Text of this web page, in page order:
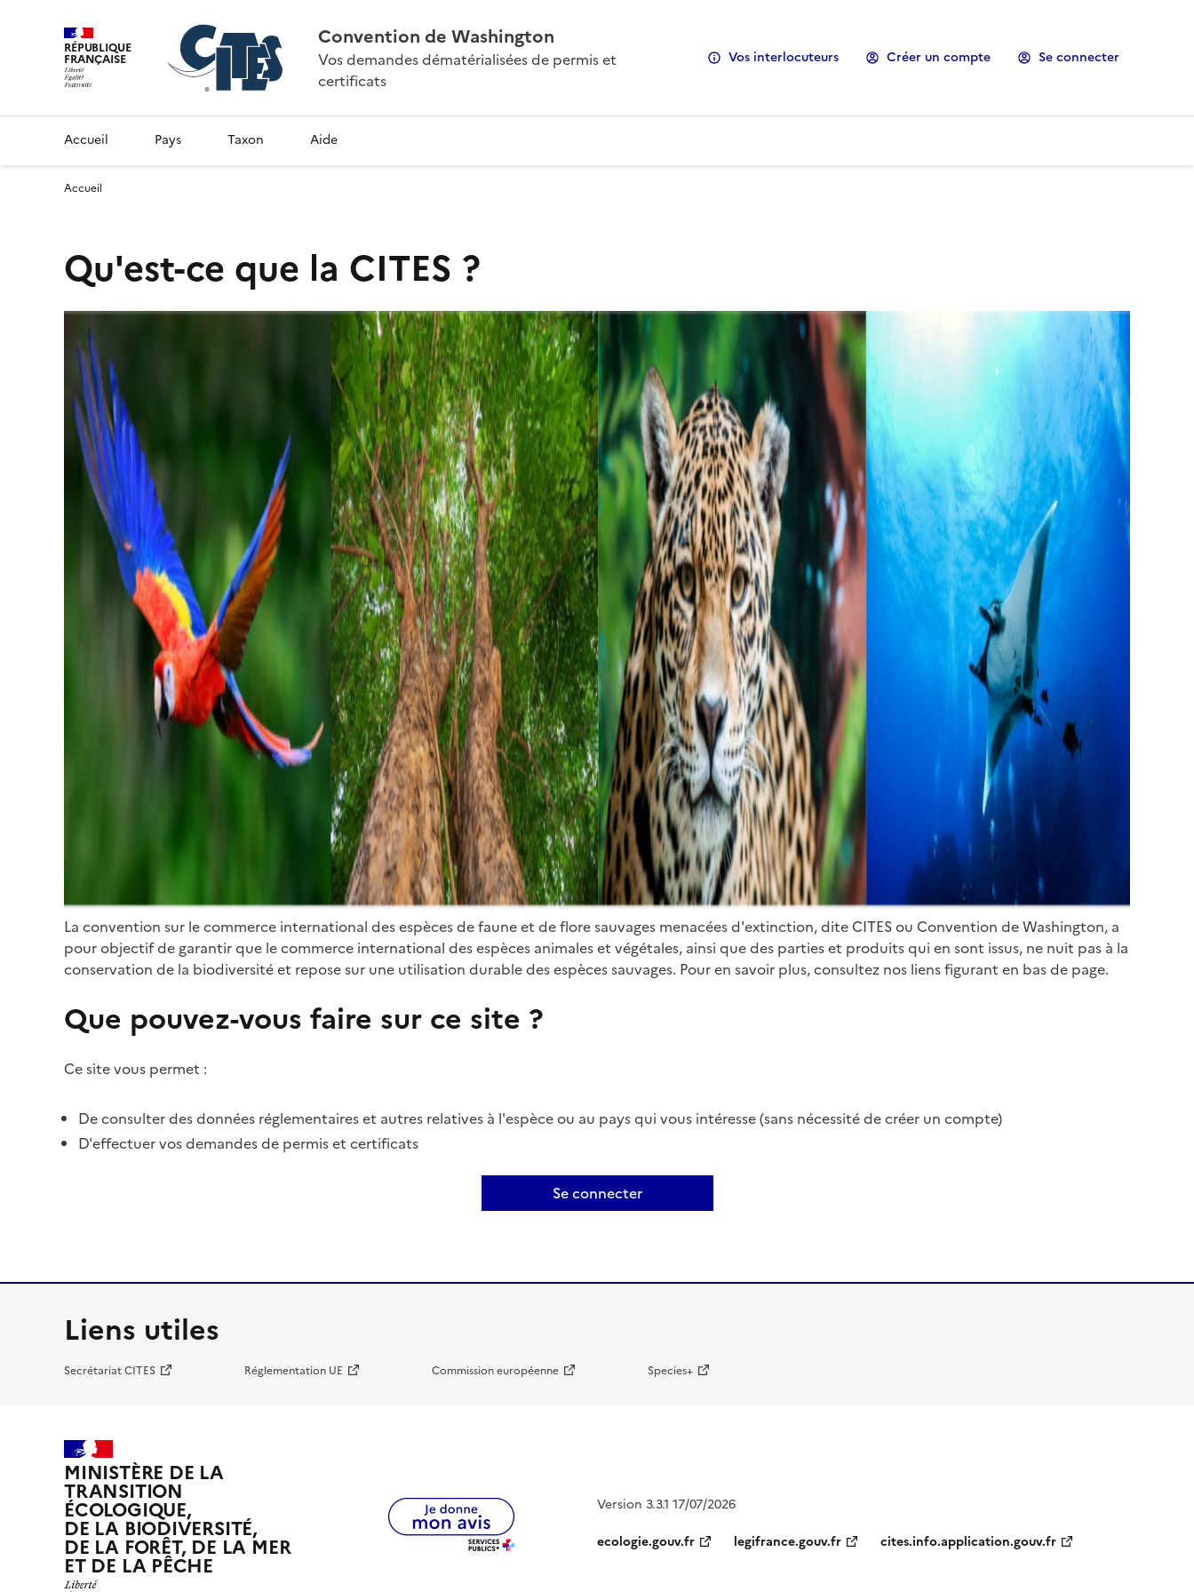
RÉPUBLIQUE
FRANÇAISE
Convention de Washington
Vos demandes dématérialisées de permis et
certificats
Vos interlocuteurs Créer un compte Se connecter
Accueil Pays Taxon Aide
Accueil
Qu'est-ce que la CITES ?
La convention sur le commerce international des espèces de faune et de flore sauvages menacées d'extinction, dite CITES ou Convention de Washington, a
pour objectif de garantir que le commerce international des espèces animales et végétales, ainsi que des parties et produits qui en sont issus, ne nuit pas à la
conservation de la biodiversité et repose sur une utilisation durable des espèces sauvages. Pour en savoir plus, consultez nos liens figurant en bas de page.
Que pouvez-vous faire sur ce site ?
Ce site vous permet :
De consulter des données réglementaires et autres relatives à l'espèce ou au pays qui vous intéresse (sans nécessité de créer un compte)
D'effectuer vos demandes de permis et certificats
Se connecter
Liens utiles
Secrétariat CITES Réglementation UE Commission européenne Species+
MINISTÈRE DE LA
TRANSITION
ÉCOLOGIQUE,
DE LA BIODIVERSITÉ,
DE LA FORÊT, DE LA MER
ET DE LA PÊCHE
Version 3.3.1 17/07/2026
ecologie.gouv.fr
legifrance.gouv.fr cites.info.application.gouv.fr